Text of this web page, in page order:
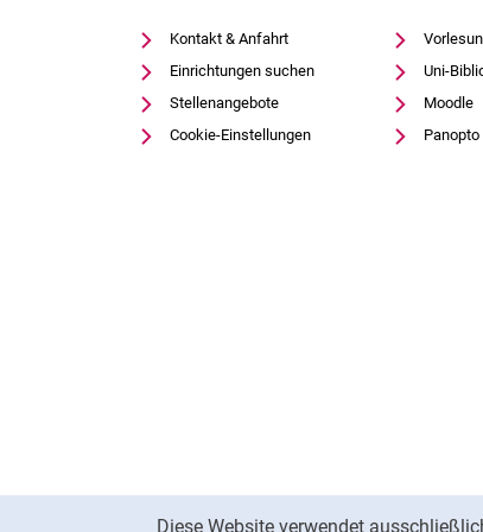
Diese Website verwendet
Kontakt & Anfahrt
Einrichtungen suchen
Stellenangebote
Cookie-Einstellungen
Uni-
Moodle
Panopto